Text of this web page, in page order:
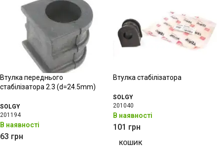
Втулка переднього
стабілізатора 2.3 (d=24.5mm)
SOLGY
201194
В наявності
63 грн
Втулка стабілізатора
SOLGY
201040
В наявності
101 грн
КОШИК